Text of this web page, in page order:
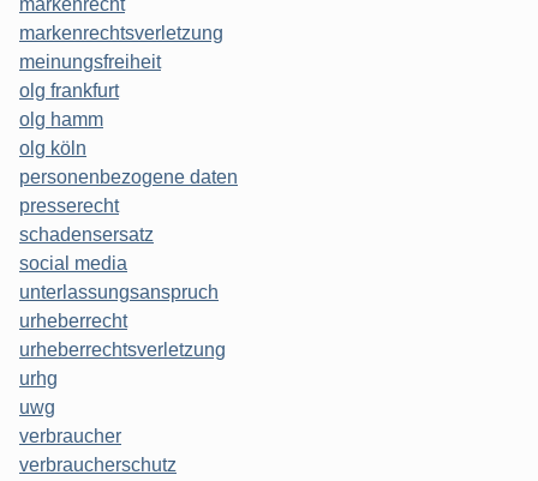
markenrechtsverletzung
meinungsfreiheit
olg frankfurt
olg hamm
olg köln
personenbezogene daten
presserecht
schadensersatz
social media
unterlassungsanspruch
urheberrecht
urheberrechtsverletzung
urhg
uwg
verbraucher
verbraucherschutz